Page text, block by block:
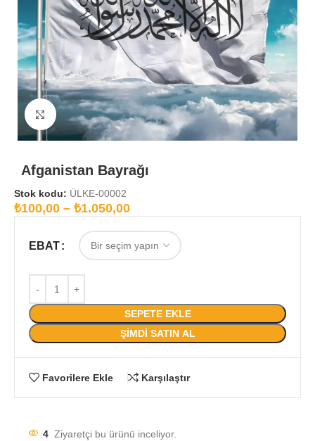
Büyütmek için tıklayın
Afganistan Bayrağı
Stok kodu: ÜLKE-00002
₺100,00 – ₺1.050,00
EBAT
SEPETE EKLE
ŞIMDI SATIN AL
Favorilere Ekle Karşılaştır
4 Ziyaretçi bu ürünü inceliyor.